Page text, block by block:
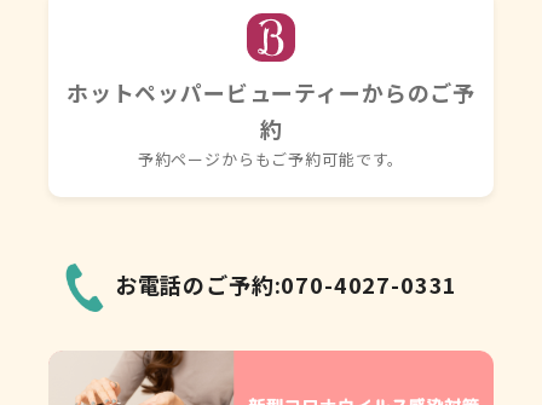
ホットペッパービューティーからのご予
約
予約ページからもご予約可能です。
お電話のご予約:070-4027-0331